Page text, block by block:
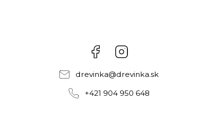
Facebook
drevinka@drevinka.sk
+421 904 950 648